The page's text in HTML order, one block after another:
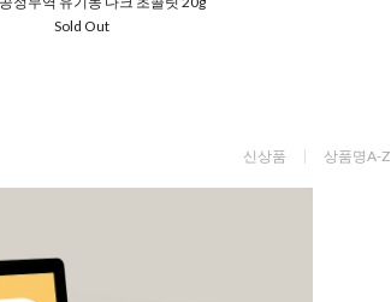
Sold Out
신상품 상품명A-Z